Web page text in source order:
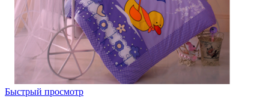
Быстрый просмотр